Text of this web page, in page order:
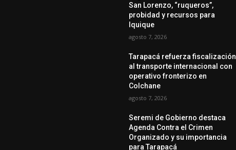
San Lorenzo, “ruqueros”,
probidad y recursos para
Iquique
agosto 7, 2026
Tarapacá refuerza fiscalización
al transporte internacional con
operativo fronterizo en
Colchane
agosto 7, 2026
Seremi de Gobierno destaca
Agenda Contra el Crimen
Organizado y su importancia
para Tarapacá